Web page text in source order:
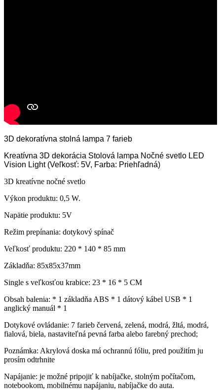
3D dekoratívna stolná lampa 7 farieb
Kreatívna 3D dekorácia Stolová lampa Nočné svetlo LED
Vision Light (Veľkosť: 5V, Farba: Priehľadná)
3D kreatívne nočné svetlo
Výkon produktu: 0,5 W.
Napätie produktu: 5V
Režim prepínania: dotykový spínač
Veľkosť produktu: 220 * 140 * 85 mm
Základňa: 85x85x37mm
Single s veľkosťou krabice: 23 * 16 * 5 CM
Obsah balenia: * 1 základňa ABS * 1 dátový kábel USB * 1
anglický manuál * 1
Dotykové ovládanie: 7 farieb červená, zelená, modrá, žltá, modrá,
fialová, biela, nastaviteľná pevná farba alebo farebný prechod;
Poznámka: Akrylová doska má ochrannú fóliu, pred použitím ju
prosím odtrhnite
Napájanie: je možné pripojiť k nabíjačke, stolným počítačom,
notebookom, mobilnému napájaniu, nabíjačke do auta.